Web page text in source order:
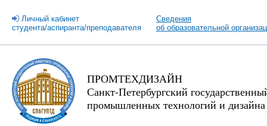
Личный кабинет
студента/аспиранта/преподавателя
Сведения
об образовательной
ПРОМТЕХДИЗАЙН
Санкт-Петербургский
промышленных технологий и дизайна